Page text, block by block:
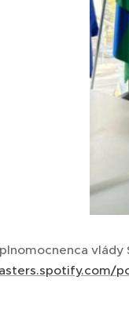
vlády